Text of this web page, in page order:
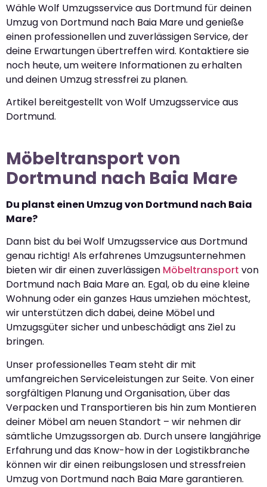
Wähle Wolf Umzugsservice aus Dortmund für deinen
Umzug von Dortmund nach Baia Mare und genieße
einen professionellen und zuverlässigen Service, der
deine Erwartungen übertreffen wird. Kontaktiere sie
noch heute, um weitere Informationen zu erhalten
und deinen Umzug stressfrei zu planen.
Artikel bereitgestellt von Wolf Umzugsservice aus
Dortmund.
Möbeltransport von
Dortmund nach Baia Mare
Du planst einen Umzug von Dortmund nach Baia
Mare?
Dann bist du bei Wolf Umzugsservice aus Dortmund
genau richtig! Als erfahrenes Umzugsunternehmen
bieten wir dir einen zuverlässigen Möbeltransport von
Dortmund nach Baia Mare an. Egal, ob du eine kleine
Wohnung oder ein ganzes Haus umziehen möchtest,
wir unterstützen dich dabei, deine Möbel und
Umzugsgüter sicher und unbeschädigt ans Ziel zu
bringen.
Unser professionelles Team steht dir mit
umfangreichen Serviceleistungen zur Seite. Von einer
sorgfältigen Planung und Organisation, über das
Verpacken und Transportieren bis hin zum Montieren
deiner Möbel am neuen Standort – wir nehmen dir
sämtliche Umzugssorgen ab. Durch unsere langjährige
Erfahrung und das Know-how in der Logistikbranche
können wir dir einen reibungslosen und stressfreien
Umzug von Dortmund nach Baia Mare garantieren.